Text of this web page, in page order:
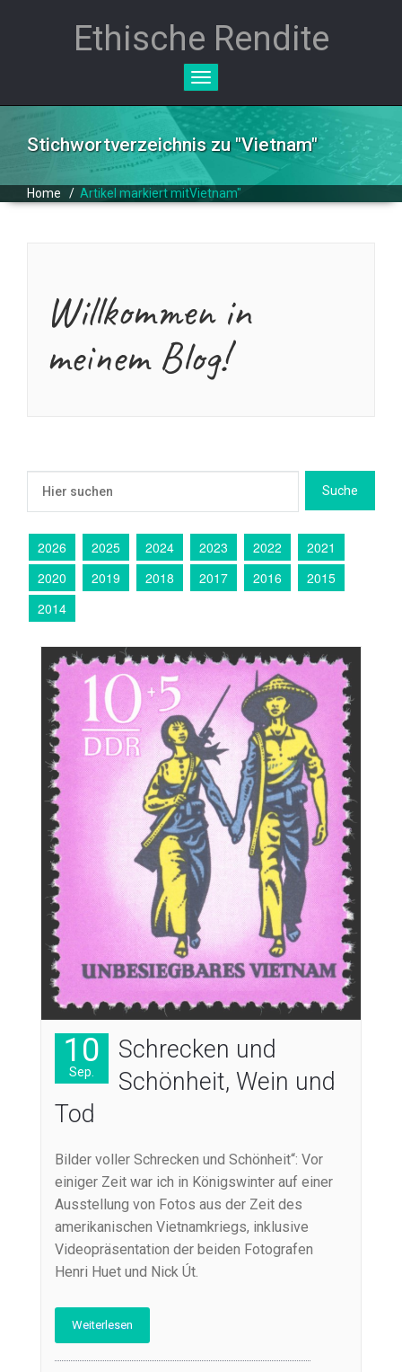
Ethische Rendite
Toggle
Stichwortverzeichnis zu "Vietnam"
Home / Artikel markiert mitVietnam"
Willkommen in
meinem Blog!
2026 2025 2024 2023 2022
2021
2020
2019 2018 2017 2016
2015
2014
10
Sep.
Schrecken und
Schönheit, Wein und
Tod
Bilder voller Schrecken und Schönheit“: Vor
einiger Zeit war ich in Königswinter auf einer
Ausstellung von Fotos aus der Zeit des
amerikanischen Vietnamkriegs, inklusive
Videopräsentation der beiden Fotografen
Henri Huet und Nick Út.
Weiterlesen